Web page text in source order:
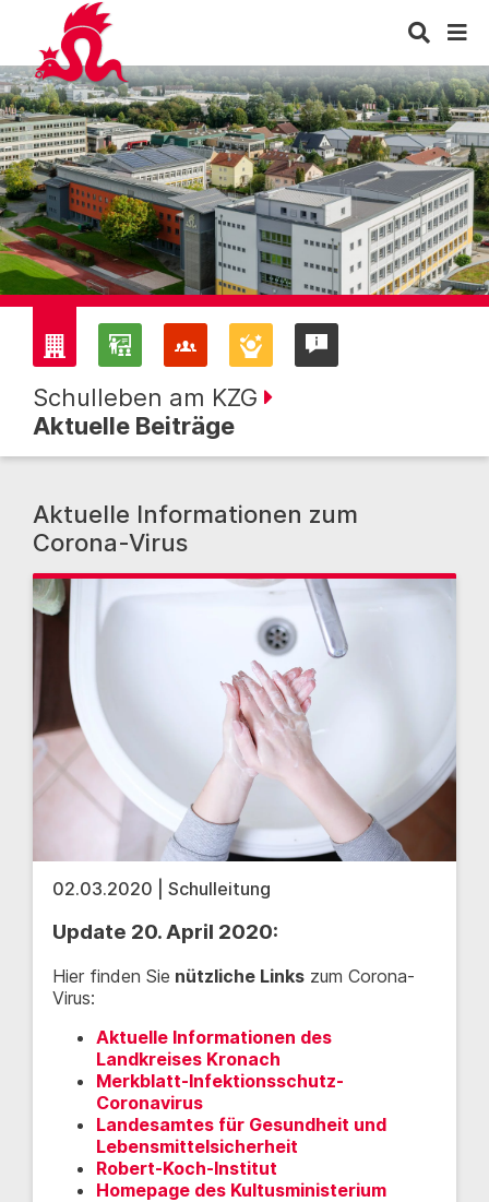
Schulleben am KZG
Aktuelle Beiträge
Aktuelle Informationen zum
Corona-Virus
02.03.2020 | Schulleitung
Update 20. April 2020:
Hier finden Sie nützliche Links zum Corona-
Virus:
Aktuelle Informationen des
Landkreises Kronach
Merkblatt-Infektionsschutz-
Coronavirus
Landesamtes für Gesundheit und
Lebensmittelsicherheit
Robert-Koch-Institut
Homepage des Kultusministerium